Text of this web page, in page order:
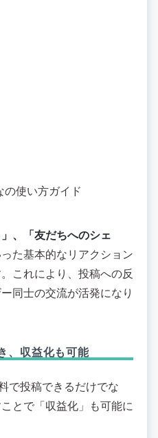
使い方ガイド
、「友だちへのシェ
た基本的なリアクション
これにより、投稿への反
同士の交流が活発になり
、収益化も可能
で投稿できるだけでな
とで「収益化」も可能に